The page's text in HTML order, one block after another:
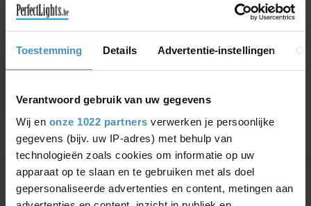
Toestemming Details Advertentie-instellingen
Verantwoord gebruik van uw gegevens
Wij en onze 1022 partners verwerken je persoonlijke
gegevens (bijv. uw IP-adres) met behulp van
technologieën zoals cookies om informatie op uw
apparaat op te slaan en te gebruiken met als doel
gepersonaliseerde advertenties en content, metingen aan
LED PLAFONDSPOT
MICK 2.0
zwart/goud
€374,28
Toon1-1van 1